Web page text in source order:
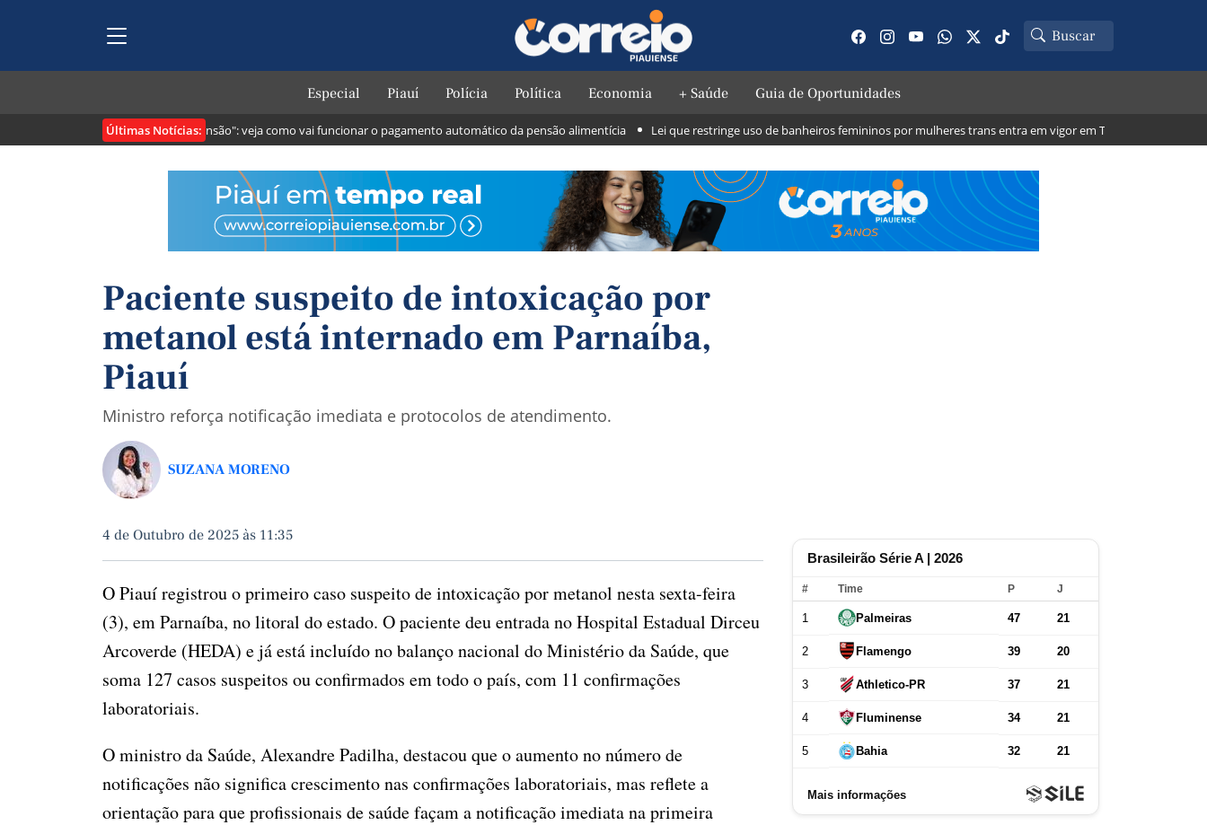
Especial Piauí Polícia Política Economia + Saúde Guia de Oportunidades
Últimas Notícias:
Lei cria o "Pix Pensão": veja como vai funcionar o pagamento automático da pensão alimentícia Lei que restringe uso de banheiros femininos por mulheres trans entra em vigor em Teresina; veja o que muda
Paciente suspeito de intoxicação por
metanol está internado em Parnaíba,
Piauí
Ministro reforça notificação imediata e protocolos de atendimento.
SUZANA MORENO
4 de Outubro de 2025 às 11:35
O Piauí registrou o primeiro caso suspeito de intoxicação por metanol nesta sexta-feira
(3), em Parnaíba, no litoral do estado. O paciente deu entrada no Hospital Estadual Dirceu
Arcoverde (HEDA) e já está incluído no balanço nacional do Ministério da Saúde, que
soma 127 casos suspeitos ou confirmados em todo o país, com 11 confirmações
laboratoriais.
O ministro da Saúde, Alexandre Padilha, destacou que o aumento no número de
notificações não significa crescimento nas confirmações laboratoriais, mas reflete a
orientação para que profissionais de saúde façam a notificação imediata na primeira